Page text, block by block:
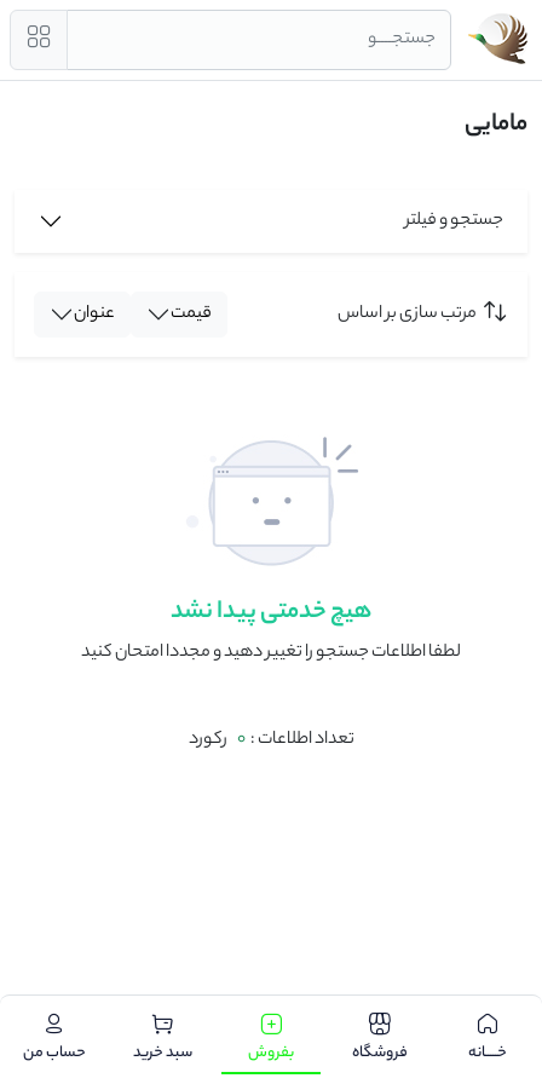
جستجــــو
مامایی
جستجو و فیلتر
مرتب سازی بر اساس قیمت عنوان
هیچ خدمتی پیدا نشد
لطفا اطلاعات جستجو را تغییر دهید و مجددا امتحان کنید
تعداد اطلاعات : 0 رکورد
خـــــانه فروشگاه بفروش سبد خرید حساب من